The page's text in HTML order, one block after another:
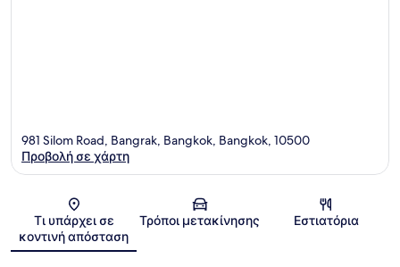
Χάρτης
981 Silom Road, Bangrak, Bangkok, Bangkok, 10500
Προβολή σε χάρτη
Τι υπάρχει σε
κοντινή απόσταση
Τρόποι μετακίνησης Εστιατόρια